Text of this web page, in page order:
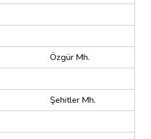
Özgür Mh.
Şehitler Mh.